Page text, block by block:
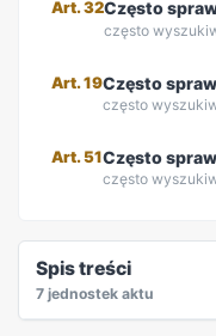
Art. 32Często
często
Art. 19Często
często
Art. 51Często
często
Spis treści
7 jednostek aktu